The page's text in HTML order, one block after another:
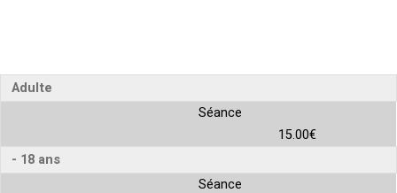
Adulte
Séance
15.00€
- 18 ans
Séance